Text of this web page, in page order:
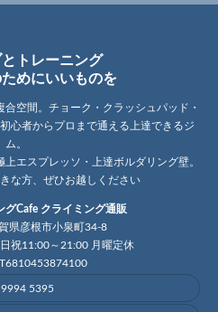
トレーニング
めにいいものを
空間。チョーク・クラッシュパッド・
心者からプロまで通える上達できるジ
ム。
エスプレッソ・上達ボルダリング壁。
な方、ぜひお越しください
グCafe クライミング通販
県彦根市小泉町34-8
祝11:00～21:00 月曜定休
5395